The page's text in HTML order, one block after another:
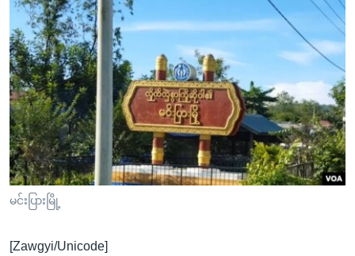
ကျော်
ကြည့်
ရန်
ပင်မ
အ
ညွန်း
စာမျက်နှာ
သို့
ကျော်
ကြည့်
ရှာဖွေ
အမေရိကန်သုံးအီဒီယံ
မကြေးမုံရဲ့ အင်္ဂလိပ်စာ
ရုပ်ရှင်ထဲက အင်္ဂလိပ်စာ
သုတပဒေသာ အင်္ဂလိပ်စာ
အပတ်စဉ်ကဏ္ဍများ
ရေဒီယို
တီဗွီ
ရေဒီယိုနှင့်ရုပ်သံ အချက်အလက်များ
ရေဒီယို/တီဗွီအစီအစဉ်
Learning English
ဗွီအိုအေ လူမှုကွန်ယက်များ
မင်းပြားမြို့
[Zawgyi/Unicode]